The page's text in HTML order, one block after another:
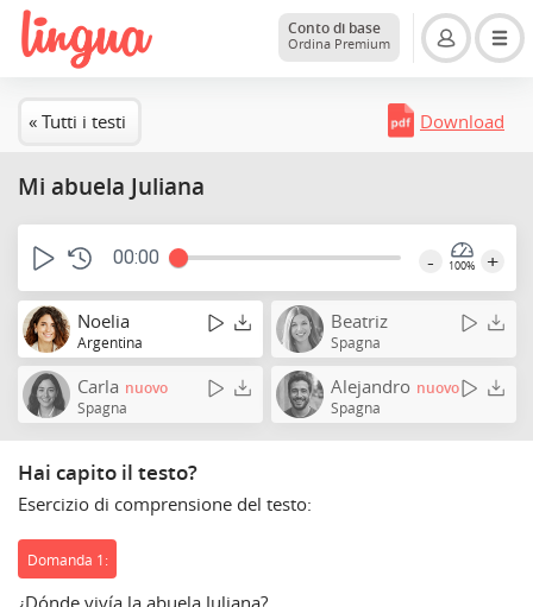
Conto di base
Ordina Premium
« Tutti i testi Download
Mi abuela Juliana
00:00 - 100% +
Noelia
Argentina
Beatriz
Spagna
Carla nuovo
Spagna
Alejandro nuovo
Spagna
Hai capito il testo?
Esercizio di comprensione del testo:
Domanda 1: